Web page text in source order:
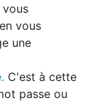
vous
une
C'est à cette
passe ou